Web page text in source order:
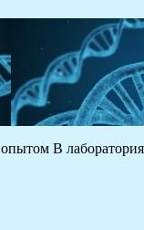
опытом В